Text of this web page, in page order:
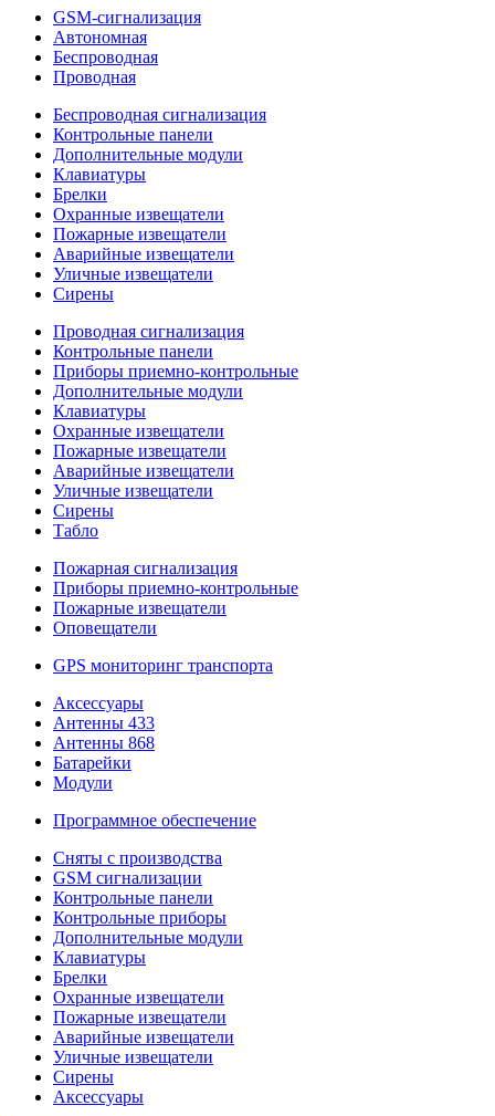
GSM-сигнализация
Автономная
Беспроводная
Проводная
Беспроводная сигнализация
Контрольные панели
Дополнительные модули
Клавиатуры
Брелки
Охранные извещатели
Пожарные извещатели
Аварийные извещатели
Уличные извещатели
Сирены
Проводная сигнализация
Контрольные панели
Приборы приемно-контрольные
Дополнительные модули
Клавиатуры
Охранные извещатели
Пожарные извещатели
Аварийные извещатели
Уличные извещатели
Сирены
Табло
Пожарная сигнализация
Приборы приемно-контрольные
Пожарные извещатели
Оповещатели
GPS мониторинг транспорта
Аксессуары
Антенны 433
Антенны 868
Батарейки
Модули
Программное обеспечение
Сняты с производства
GSM сигнализации
Контрольные панели
Контрольные приборы
Дополнительные модули
Клавиатуры
Брелки
Охранные извещатели
Пожарные извещатели
Аварийные извещатели
Уличные извещатели
Сирены
Аксессуары